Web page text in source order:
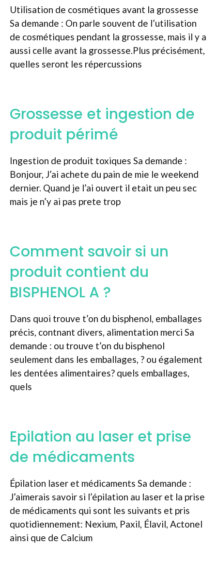
Utilisation de cosmétiques avant la grossesse
Sa demande : On parle souvent de l’utilisation
de cosmétiques pendant la grossesse, mais il y a
aussi celle avant la grossesse.Plus précisément,
quelles seront les répercussions
Grossesse et ingestion de
produit périmé
Ingestion de produit toxiques Sa demande :
Bonjour, J’ai achete du pain de mie le weekend
dernier. Quand je l’ai ouvert il etait un peu sec
mais je n’y ai pas prete trop
Comment savoir si un
produit contient du
BISPHENOL A ?
Dans quoi trouve t’on du bisphenol, emballages
précis, contnant divers, alimentation merci Sa
demande : ou trouve t’on du bisphenol
seulement dans les emballages, ? ou également
les dentées alimentaires? quels emballages,
quels
Epilation au laser et prise
de médicaments
Épilation laser et médicaments Sa demande :
J’aimerais savoir si l’épilation au laser et la prise
de médicaments qui sont les suivants et pris
quotidiennement: Nexium, Paxil, Élavil, Actonel
ainsi que de Calcium